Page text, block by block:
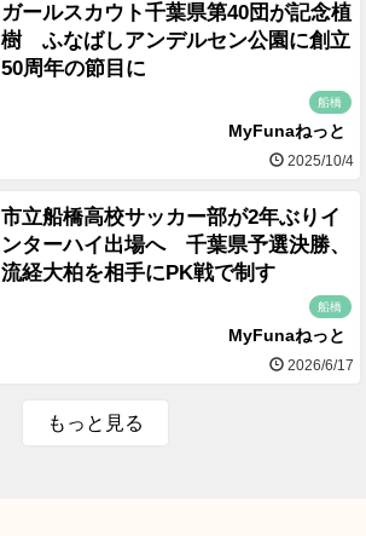
ガールスカウト千葉県第40団が記念植
樹 ふなばしアンデルセン公園に創立
50周年の節目に
船橋
MyFunaねっと
2025/10/4
市立船橋高校サッカー部が2年ぶりイ
ンターハイ出場へ 千葉県予選決勝、
流経大柏を相手にPK戦で制す
船橋
MyFunaねっと
2026/6/17
もっと見る